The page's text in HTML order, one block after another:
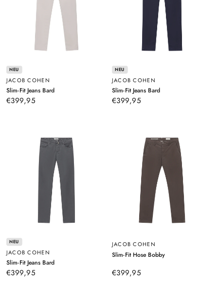
NEU
JACOB COHEN
Slim-Fit Jeans Bard–
€399,95
NEU
JACOB COHEN
Slim-Fit Jeans Bard–
€399,95
NEU
JACOB COHEN
Slim-Fit Jeans Bard–
€399,95
JACOB COHEN
Slim-Fit Hose Bobby–
€399,95